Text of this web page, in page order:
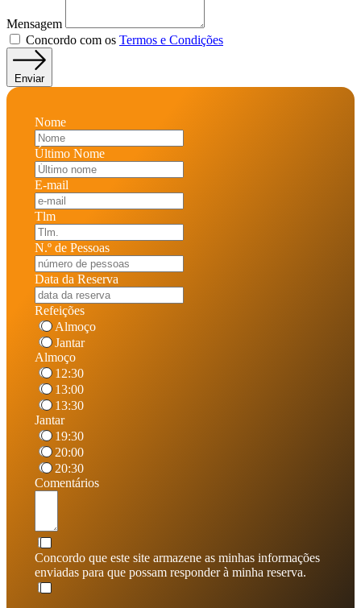
Mensagem
Concordo com os Termos e Condições
Enviar
Nome
Último Nome
E-mail
Tlm
N.º de Pessoas
Data da Reserva
Refeições
Almoço
Jantar
Almoço
12:30
13:00
13:30
Jantar
19:30
20:00
20:30
Comentários
Concordo que este site armazene as minhas informações
enviadas para que possam responder à minha reserva.